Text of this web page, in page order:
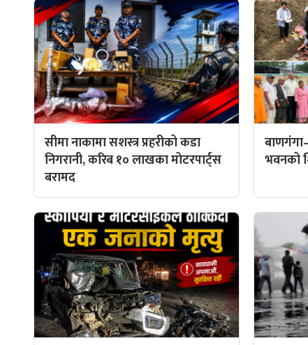
सीमा नाकामा सशस्त्र प्रहरीको कडा
निगरानी, करिब १० लाखका मोटरपार्ट्स
बरामद
भवनको